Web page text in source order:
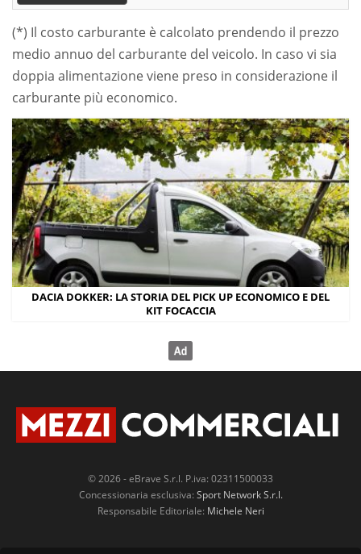
(*) Il costo carburante è calcolato prendendo il prezzo
medio annuo del carburante del veicolo. In caso vi sia
doppia alimentazione viene preso in considerazione il
carburante più economico.
DACIA DOKKER: LA STORIA DEL PICK UP ECONOMICO E DEL
KIT FOCACCIA
© 2026 - eBrave S.r.l. P.iva: 02311500033
Concessionaria esclusiva: Sport Network S.r.l.
Responsabile Editoriale: Michele Neri